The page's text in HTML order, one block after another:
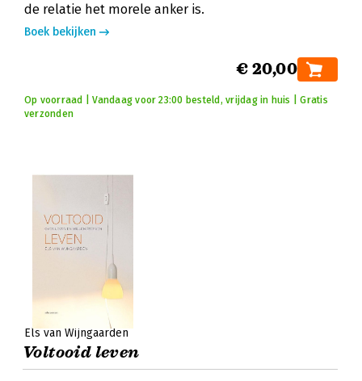
de relatie het morele anker is.
Boek bekijken
€ 20,00
Op voorraad | Vandaag voor 23:00 besteld, vrijdag in huis | Gratis
verzonden
Els van Wijngaarden
Voltooid leven